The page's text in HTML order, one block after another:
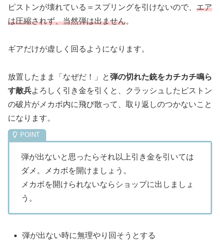
ピストンが壊れている＝スプリングを引けないので、 エア
は圧縮されず、当然弾は出ません。
ギアだけが虚しく回るようになります。
放置したまま「なぜだ！」と弾の切れた銃をカチカチ鳴ら
す敵兵よろしく引き金を引くと、クラッシュしたピストン
の破片がメカボ内に飛び散って、取り返しのつかないこと
になります。
弾が出ないと思ったらそれ以上引き金を引いては
ダメ。メカボを開けましょう。
メカボを開けられないならショップに出しましょ
う。
弾が出ない時に無理やり回そうとする